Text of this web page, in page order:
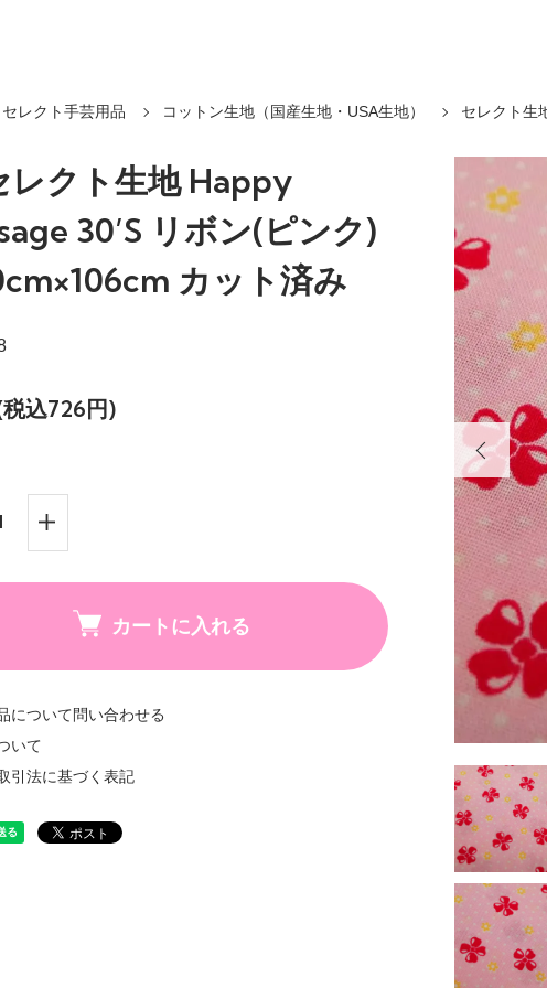
セレクト手芸用品 コットン生地（国産生地・USA生地） セレクト生
レクト生地 Happy
30’S リボン(ピンク)
カット済み
込726円)
カートに入れる
について問い合わせる
いて
引法に基づく表記